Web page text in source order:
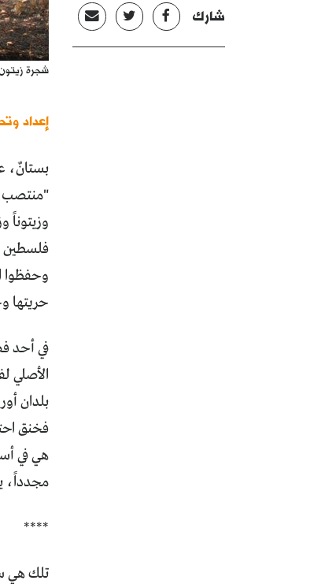
شارك
شجرة
إعداد
بستانٌ،
"منتصب
وزيتوناً
فلسطين
وحفظوا
حريتها
في أحد
الأصلي
بلدان
فخنق
هي في
مجدداً،
****